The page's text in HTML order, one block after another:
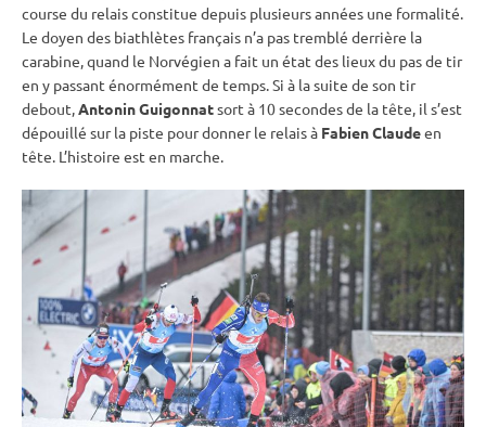
course du relaisconstitue depuis plusieurs années une formalité.
Le doyen des biathlètes français n’a pas tremblé derrière la
carabine, quand le Norvégien a fait un état des lieux du pas de tir
en y passant énormément de temps. Si à la suite de son tir
debout,Antonin Guigonnatsort à 10 secondes de la tête, il s’est
dépouillé sur la piste pour donner le relaisà Fabien Claudeen
tête. L’histoire est en marche.